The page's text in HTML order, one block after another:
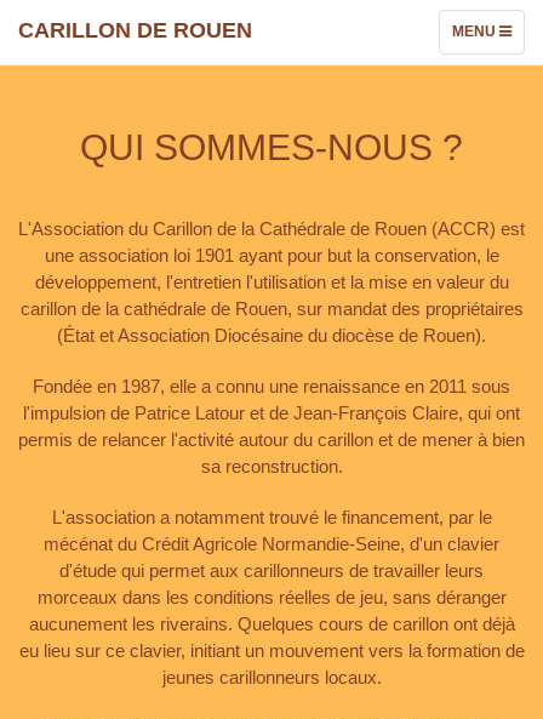
TOGGLE
NAVIGATION
MENU
CARILLON DE ROUEN
QUI SOMMES-NOUS ?
L'Association du Carillon de la Cathédrale de Rouen (ACCR) est
une association loi 1901 ayant pour but la conservation, le
développement, l'entretien l'utilisation et la mise en valeur du
carillon de la cathédrale de Rouen, sur mandat des propriétaires
(État et Association Diocésaine du diocèse de Rouen).
Fondée en 1987, elle a connu une renaissance en 2011 sous
l'impulsion de Patrice Latour et de Jean-François Claire, qui ont
permis de relancer l'activité autour du carillon et de mener à bien
sa reconstruction.
L'association a notamment trouvé le financement, par le
mécénat du Crédit Agricole Normandie-Seine, d'un clavier
d'étude qui permet aux carillonneurs de travailler leurs
morceaux dans les conditions réelles de jeu, sans déranger
aucunement les riverains. Quelques cours de carillon ont déjà
eu lieu sur ce clavier, initiant un mouvement vers la formation de
jeunes carillonneurs locaux.